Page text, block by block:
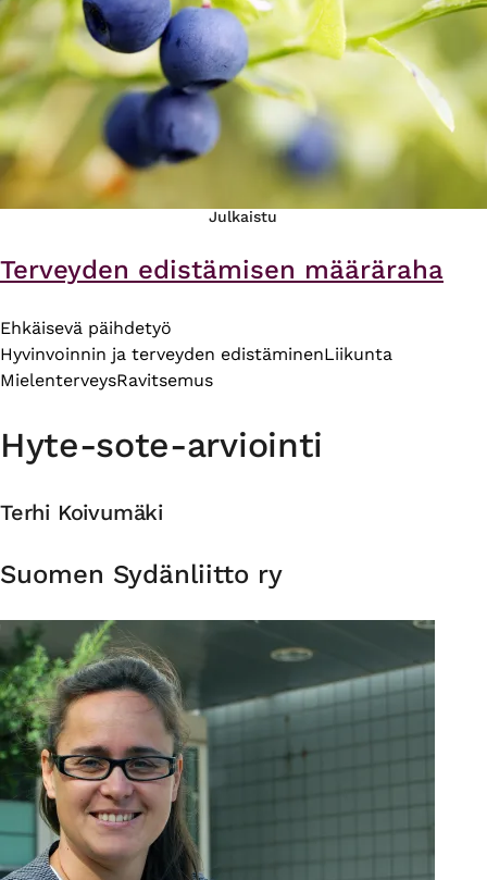
Julkaistu
Terveyden edistämisen määräraha
Ehkäisevä päihdetyö
Hyvinvoinnin ja terveyden edistäminenLiikunta
MielenterveysRavitsemus
Hyte-sote-arviointi
Terhi Koivumäki
Organisaatio
Suomen Sydänliitto ry